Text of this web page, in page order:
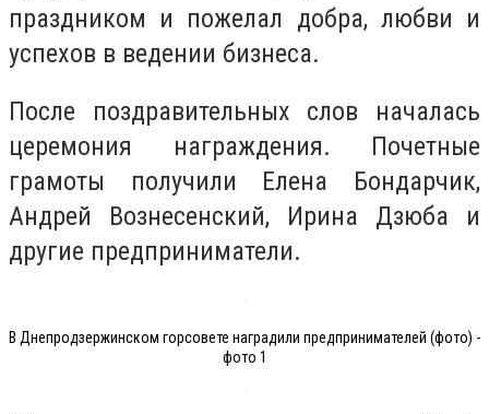
праздником и пожелал добра, любви и
успехов в ведении бизнеса.
После поздравительных слов началась
церемония награждения. Почетные
грамоты получили Елена Бондарчик,
Андрей Вознесенский, Ирина Дзюба и
другие предприниматели.
В Днепродзержинском горсовете наградили предпринимателей (фото) -
фото 1